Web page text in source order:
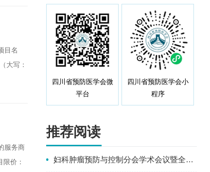
四川省预防医学会微
平台
四川省预防医学会小
程序
推荐阅读
妇科肿瘤预防与控制分会学术会议暨全国第十四届妇科恶性肿瘤化学治疗及多学科综合治疗进展大会成功召开
目名
大写：
服务商
价：